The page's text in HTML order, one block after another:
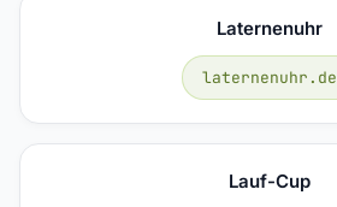
Laternenuhr
laternenuhr.de
Lauf-Cup